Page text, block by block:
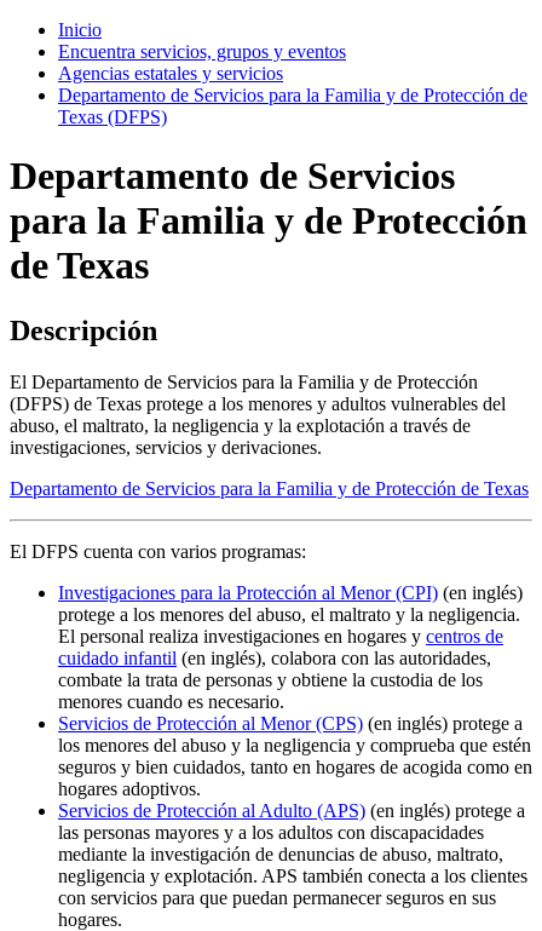
Inicio
Encuentra servicios, grupos y eventos
Agencias estatales y servicios
Departamento de Servicios para la Familia y de Protección de
Texas (DFPS)
Departamento de Servicios
para la Familia y de Protección
de Texas
Descripción
El Departamento de Servicios para la Familia y de Protección
(DFPS) de Texas protege a los menores y adultos vulnerables del
abuso, el maltrato, la negligencia y la explotación a través de
investigaciones, servicios y derivaciones.
Departamento de Servicios para la Familia y de Protección de Texas
El DFPS cuenta con varios programas:
Investigaciones para la Protección al Menor (CPI) (en inglés)
protege a los menores del abuso, el maltrato y la negligencia.
El personal realiza investigaciones en hogares y centros de
cuidado infantil (en inglés), colabora con las autoridades,
combate la trata de personas y obtiene la custodia de los
menores cuando es necesario.
Servicios de Protección al Menor (CPS) (en inglés) protege a
los menores del abuso y la negligencia y comprueba que estén
seguros y bien cuidados, tanto en hogares de acogida como en
hogares adoptivos.
Servicios de Protección al Adulto (APS) (en inglés) protege a
las personas mayores y a los adultos con discapacidades
mediante la investigación de denuncias de abuso, maltrato,
negligencia y explotación. APS también conecta a los clientes
con servicios para que puedan permanecer seguros en sus
hogares.